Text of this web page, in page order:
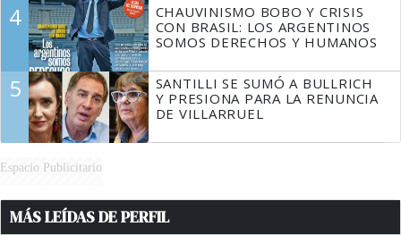
4
CHAUVINISMO BOBO Y CRISIS
CON BRASIL: LOS ARGENTINOS
SOMOS DERECHOS Y HUMANOS
5
SANTILLI SE SUMÓ A BULLRICH
Y PRESIONA PARA LA RENUNCIA
DE VILLARRUEL
Espacio Publicitario
MÁS LEÍDAS DE PERFIL